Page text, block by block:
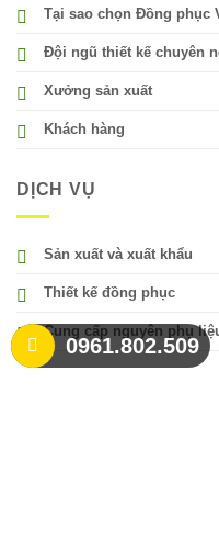
Tại sao chọn Đồng phục
Đội ngũ thiết kế chuyên
Xưởng sản xuất
Khách hàng
DỊCH VỤ
Sản xuất và xuất khẩu
Thiết kế đồng phục
Cung cấp nguyên phụ
0961.802.509